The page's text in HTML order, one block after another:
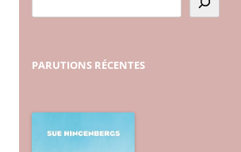
PARUTIONS RÉCENTES